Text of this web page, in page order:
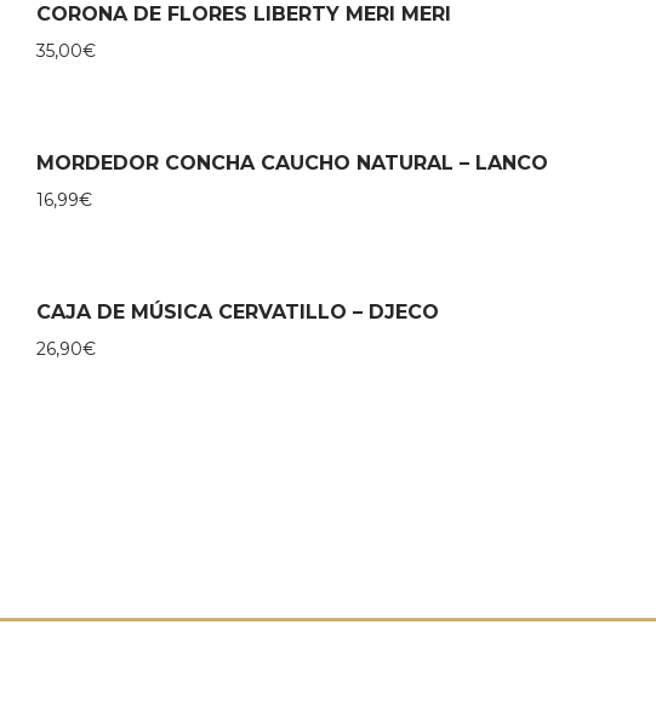
CORONA DE FLORES LIBERTY MERI MERI
35,00€
MORDEDOR CONCHA CAUCHO NATURAL – LANCO
16,99€
CAJA DE MÚSICA CERVATILLO – DJECO
26,90€